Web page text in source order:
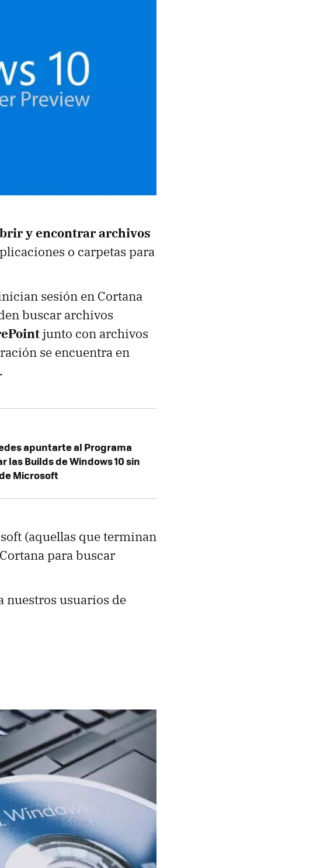
y encontrar archivos
o carpetas para
sesión en Cortana
buscar archivos
junto con archivos
se encuentra en
apuntarte al Programa
las Builds de Windows 10 sin
Microsoft
(aquellas que terminan
para buscar
nuestros usuarios de